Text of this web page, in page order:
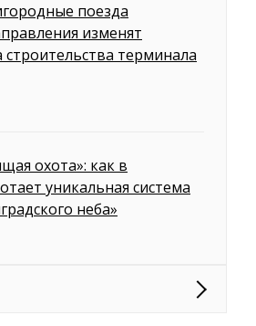
поезда
изменят
терминала
охота»: как в
уникальная система
неба»